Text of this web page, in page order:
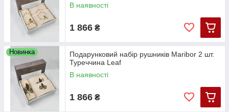
В наявності
1 866 ₴
Новинка
Подарунковий набір рушників Maribor 2 шт.
Туреччина Leaf
В наявності
1 866 ₴